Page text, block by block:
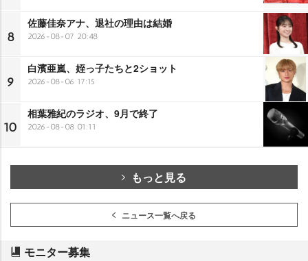
8
佐藤佳奈アナ、退社の理由は結婚
2026-08-07 20:48
9
白濱亜嵐、姪っ子たちと2ショット
2026-08-06 17:15
10
相葉雅紀のラジオ、9月で終了
2026-08-08 01:11
もっと見る
ニュース一覧へ戻る
モニター募集